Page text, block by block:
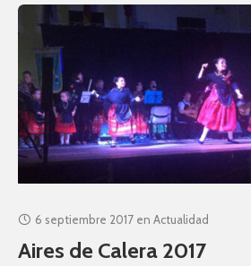
6 septiembre 2017 en Actualidad
Aires de Calera 2017